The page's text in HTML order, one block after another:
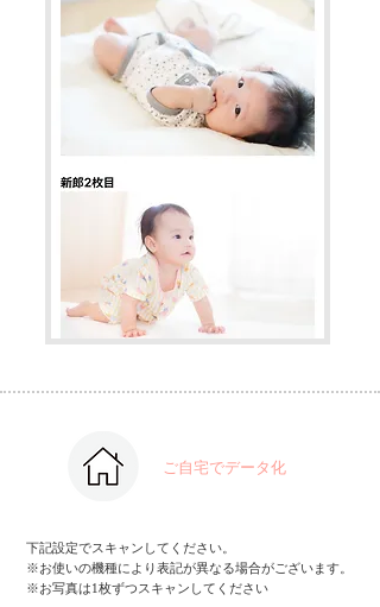
ご自宅でデータ化
下記設定でスキャンしてください。
※お使いの機種により表記が異なる場合がございます。
※お写真は1枚ずつスキャンしてください